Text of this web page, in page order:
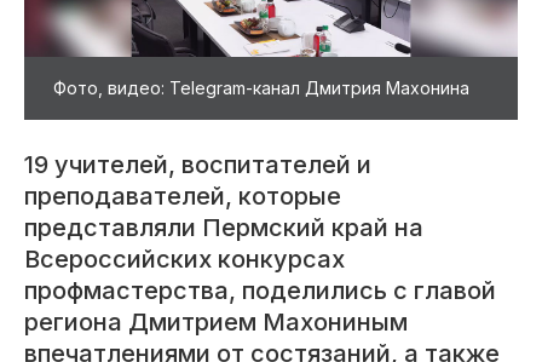
Фото, видео: Telegram-канал Дмитрия Махонина
19 учителей, воспитателей и
преподавателей, которые
представляли Пермский край на
Всероссийских конкурсах
профмастерства, поделились с главой
региона Дмитрием Махониным
впечатлениями от состязаний, а также